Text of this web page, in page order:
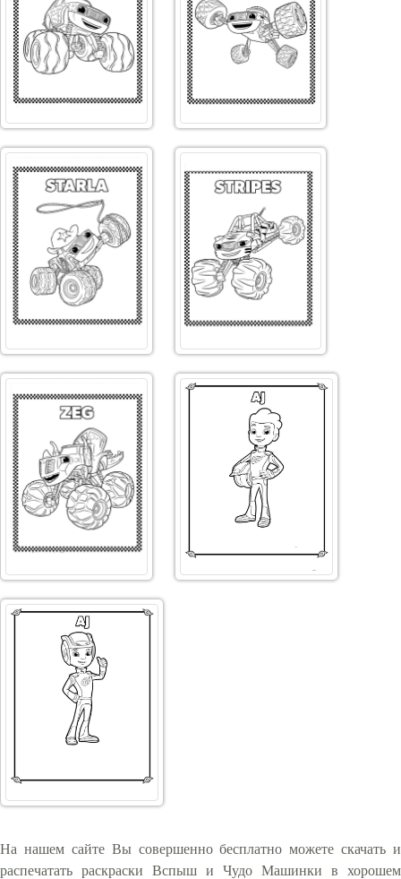
На нашем сайте Вы совершенно бесплатно можете скачать и
распечатать раскраски Вспыш и Чудо Машинки в хорошем